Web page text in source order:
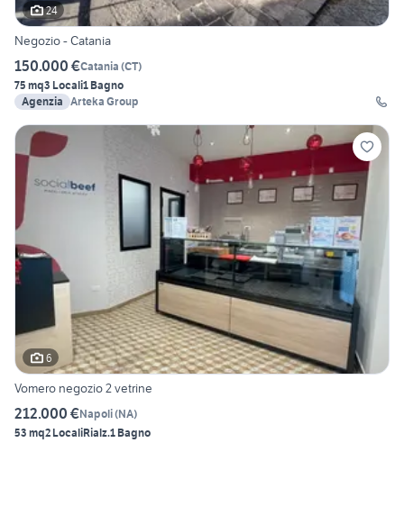
24
Negozio - Catania
150.000 €Catania (CT)
75 mq3 Locali1 Bagno
Agenzia Arteka Group
6
Vomero negozio 2 vetrine
212.000 €Napoli(NA)
53 mq2 LocaliRialz.1 Bagno